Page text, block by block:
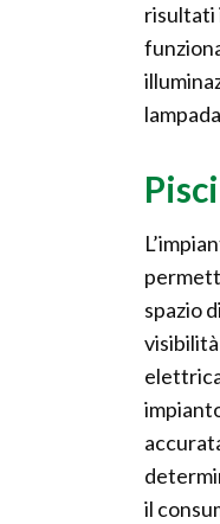
risultati
spazio
il